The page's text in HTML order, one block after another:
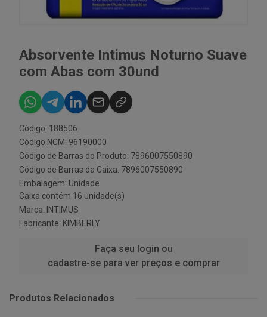
Absorvente Intimus Noturno Suave
com Abas com 30und
Código: 188506
Código NCM: 96190000
Código de Barras do Produto: 7896007550890
Código de Barras da Caixa: 7896007550890
Embalagem: Unidade
Caixa contém 16 unidade(s)
Marca: INTIMUS
Fabricante: KIMBERLY
Faça seu login ou
cadastre-se para ver preços e comprar
Produtos Relacionados